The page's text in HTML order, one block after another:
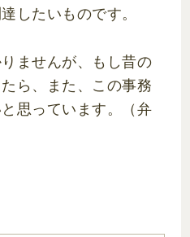
したいものです。
ませんが、もし昔の
ら、また、この事務
思っています。（弁